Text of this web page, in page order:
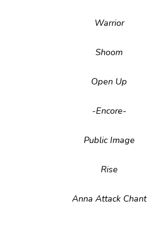
Warrior
Shoom
Open Up
-Encore-
Public Image
Rise
Anna Attack Chant